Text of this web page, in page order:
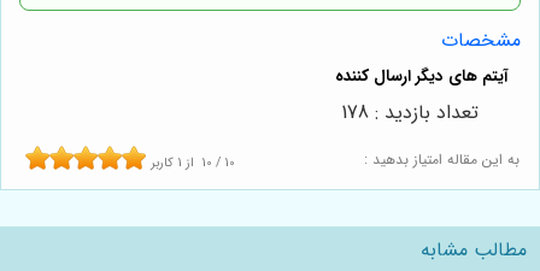
مشخصات
به این مقاله امتیاز بدهید : 10 / 10 از1 کاربر
تعداد بازدید : 178
مطالب مشابه